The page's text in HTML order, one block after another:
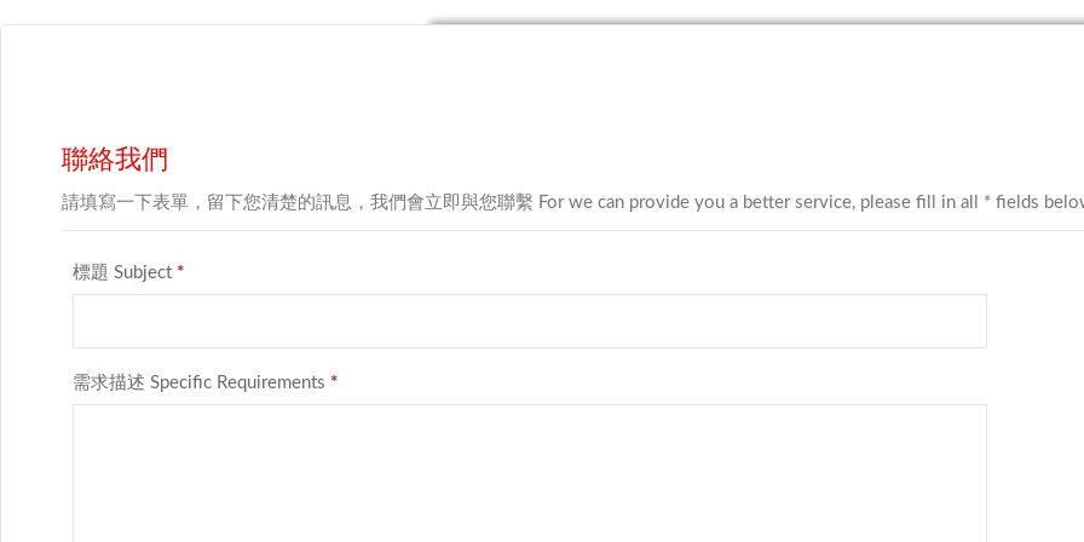
聯絡我們
請填寫一下表單，留下您清楚的訊息，我們會立即與您聯繫 For we can provide you a better service, please fill in all * fields
標題 Subject *
需求描述 Specific Requirements *